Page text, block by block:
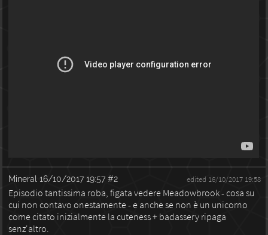
Mineral 16/10/2017 19:57 #2 edited 16/10/2017 19:58
Episodio tantissima roba, figata vedere Meadowbrook - cosa su
cui non contavo onestamente - e anche se non è un unicorno
come citato inizialmente la cuteness + badassery ripaga
senz'altro.